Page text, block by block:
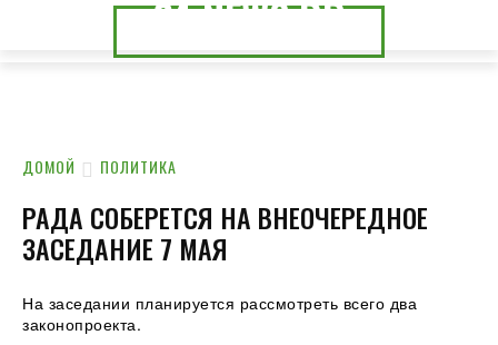
24.NEWS.CK
24.NEWS.DP
ДОМОЙ ПОЛИТИКА
РАДА СОБЕРЕТСЯ НА ВНЕОЧЕРЕДНОЕ
ЗАСЕДАНИЕ 7 МАЯ
На заседании планируется рассмотреть всего два
законопроекта.